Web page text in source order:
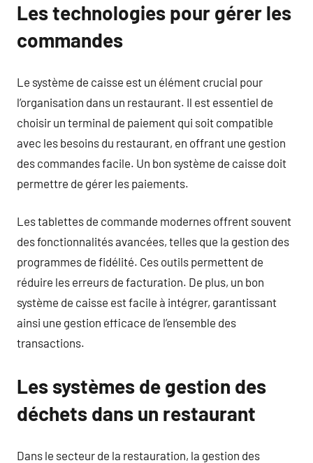
Les technologies pour gérer les
commandes
Le système de caisse est un élément crucial pour
l’organisation dans un restaurant. Il est essentiel de
choisir un terminal de paiement qui soit compatible
avec les besoins du restaurant, en offrant une gestion
des commandes facile. Un bon système de caisse doit
permettre de gérer les paiements.
Les tablettes de commande modernes offrent souvent
des fonctionnalités avancées, telles que la gestion des
programmes de fidélité. Ces outils permettent de
réduire les erreurs de facturation. De plus, un bon
système de caisse est facile à intégrer, garantissant
ainsi une gestion efficace de l’ensemble des
transactions.
Les systèmes de gestion des
déchets dans un restaurant
Dans le secteur de la restauration, la gestion des